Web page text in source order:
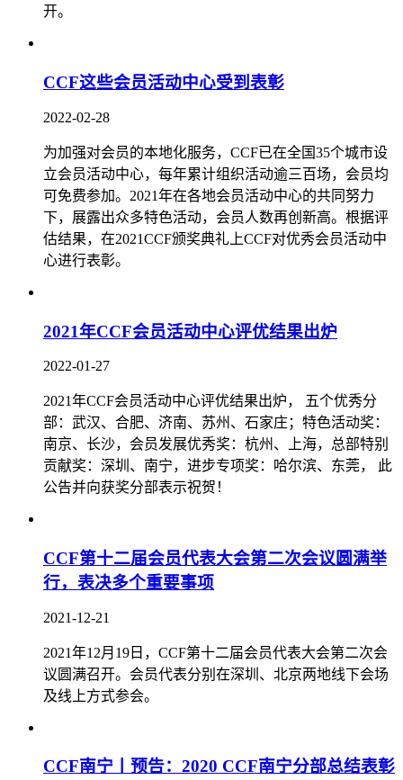
开。
CCF这些会员活动中心受到表彰
2022-02-28
为加强对会员的本地化服务，CCF已在全国35个城市设
立会员活动中心，每年累计组织活动逾三百场，会员均
可免费参加。2021年在各地会员活动中心的共同努力
下，展露出众多特色活动，会员人数再创新高。根据评
估结果，在2021CCF颁奖典礼上CCF对优秀会员活动中
心进行表彰。
2021年CCF会员活动中心评优结果出炉
2022-01-27
2021年CCF会员活动中心评优结果出炉， 五个优秀分
部：武汉、合肥、济南、苏州、石家庄；特色活动奖：
南京、长沙，会员发展优秀奖：杭州、上海，总部特别
贡献奖：深圳、南宁，进步专项奖：哈尔滨、东莞， 此
公告并向获奖分部表示祝贺！
CCF第十二届会员代表大会第二次会议圆满举
行，表决多个重要事项
2021-12-21
2021年12月19日，CCF第十二届会员代表大会第二次会
议圆满召开。会员代表分别在深圳、北京两地线下会场
及线上方式参会。
CCF南宁丨预告：2020 CCF南宁分部总结表彰